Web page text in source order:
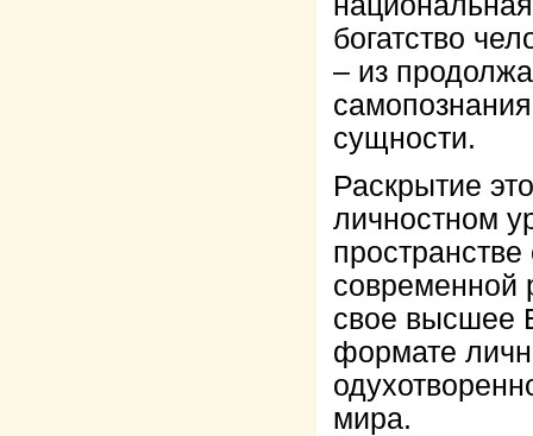
богатство
– из
сущности.
Раскрытие
личностном
современной
свое высшее
формате
мира.